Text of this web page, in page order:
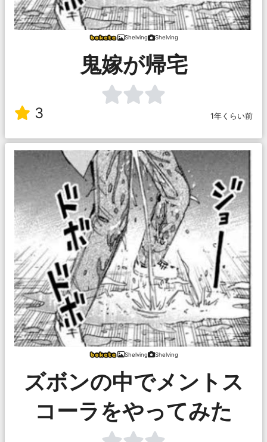
Shelving Shelving
鬼嫁が帰宅
3 1年くらい前
Shelving Shelving
ズボンの中でメントス
コーラをやってみた